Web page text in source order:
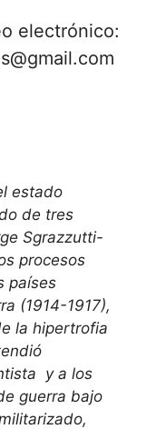
electrónico:
estado
de tres
Sgrazzutti-
procesos
países
(1914-1917),
la hipertrofia
y a los
guerra bajo